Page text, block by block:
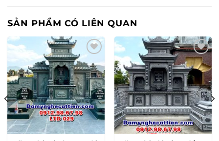
SẢN PHẨM CÓ LIÊN QUAN